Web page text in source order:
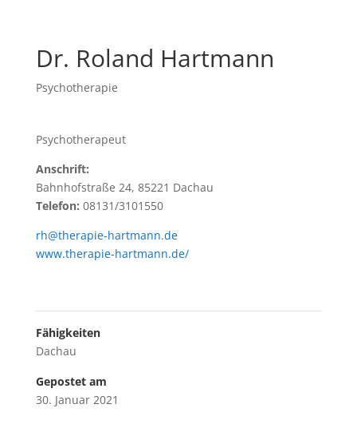
Dr. Roland Hartmann
Psychotherapie
Psychotherapeut
Anschrift:
Bahnhofstraße 24, 85221 Dachau
Telefon: 08131/3101550
rh@therapie-hartmann.de
www.therapie-hartmann.de/
Fähigkeiten
Dachau
Gepostet am
30. Januar 2021